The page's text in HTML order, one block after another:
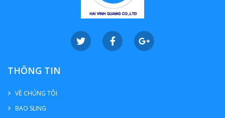
THÔNG TIN
VỀ CHÚNG TÔI
BAO SLING